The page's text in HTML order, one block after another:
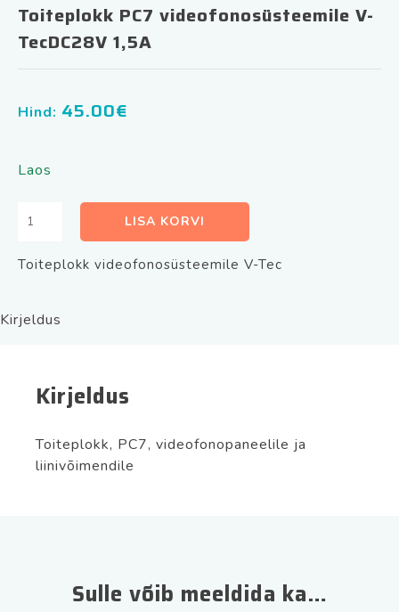
Toiteplokk PC7 videofonosüsteemile V-
TecDC28V 1,5A
Hind: 45.00€
Laos
Toiteplokk
videofonosüsteemile
1,5A
LISA KORVI
Toiteplokk videofonosüsteemile V-Tec
Kirjeldus
Kirjeldus
Toiteplokk, PC7, videofonopaneelile ja
liinivõimendile
Sulle võib meeldida ka…